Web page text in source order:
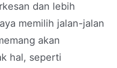
dan lebih
memilih jalan-jalan
akan
hal, seperti